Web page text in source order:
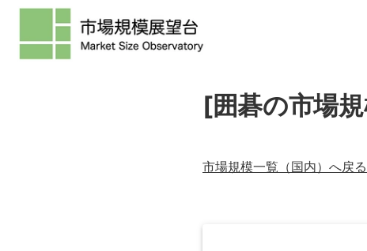
[囲碁の市場
市場規模一覧（国内）へ戻る